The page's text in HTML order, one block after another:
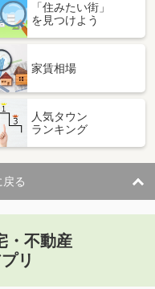
「住みたい街」
を見つけよう
家賃相場
人気タウン
ランキング
る
・不動産
リ